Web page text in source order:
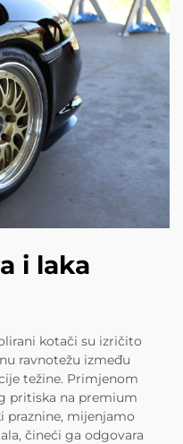
i laka
kotači su izričito
ravnotežu između
težine. Primjenom
pritiska na premium
praznine, mijenjamo
čineći ga odgovara